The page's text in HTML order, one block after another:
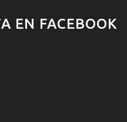
EN FACEBOOK